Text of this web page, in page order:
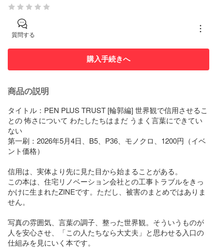
質問する
購入手続きへ
商品の説明
タイトル：PEN PLUS TRUST [輪郭編] 世界観で信用させるこ
との 怖さについて わたしたちはまだ うまく言葉にできてい
ない
第一刷：2026年5月4日、B5、P36、モノクロ、1200円（イベ
ント価格）
信用は、実体より先に見た目から始まることがある。
この本は、住宅リノベーション会社との工事トラブルをきっ
かけに生まれたZINEです。ただし、被害のまとめではありま
せん。
写真の雰囲気、言葉の調子、整った世界観。そういうものが
人を安心させ、「この人たちなら大丈夫」と思わせる入口の
仕組みを見にいく本です。